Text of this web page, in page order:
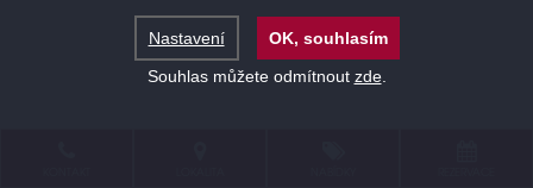
Nastavení
OK, souhlasím
Souhlas můžete odmítnout zde.